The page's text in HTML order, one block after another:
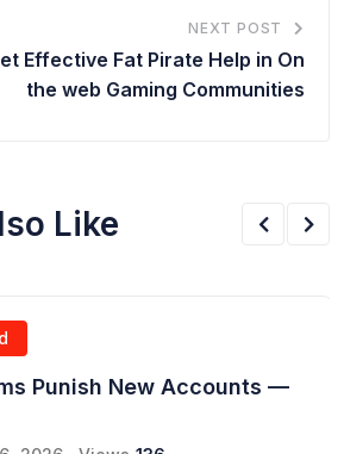
NEXT POST
Effective Fat Pirate Help in On
the web Gaming Communities
Like
Punish New Accounts —